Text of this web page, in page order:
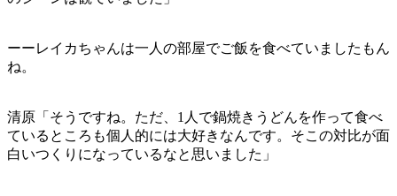
ーーレイカちゃんは一人の部屋でご飯を食べていましたもん
ね。
清原「そうですね。ただ、1人で鍋焼きうどんを作って食べ
ているところも個人的には大好きなんです。そこの対比が面
白いつくりになっているなと思いました」